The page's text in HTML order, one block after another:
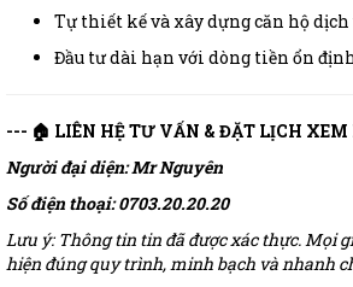
Tự thiết kế và xây dựng căn hộ
Đầu tư dài hạn với dòng tiền ổn
--- 🏠 LIÊN HỆ TƯ VẤN & ĐẶT LỊCH
Người đại diện: Mr Nguyên
Số điện thoại: 0703.20.20.20
Lưu ý: Thông tin tin đã được xác thực. Mọi
hiện đúng quy trình, minh bạch và nhanh